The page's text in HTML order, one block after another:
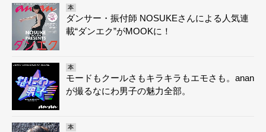
本
ダンサー・振付師 NOSUKEさんによる人気連
載“ダンエク”がMOOKに！
本
モードもクールさもキラキラもエモさも。anan
が撮るなにわ男子の魅力全部。
本